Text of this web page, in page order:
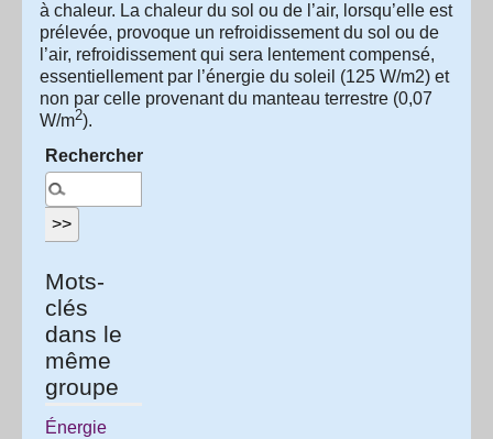
à chaleur. La chaleur du sol ou de l’air, lorsqu’elle est
prélevée, provoque un refroidissement du sol ou de
l’air, refroidissement qui sera lentement compensé,
essentiellement par l’énergie du soleil (125 W/m2) et
non par celle provenant du manteau terrestre (0,07
W/m2).
Rechercher :
Mots-
clés
dans le
même
groupe
Énergie